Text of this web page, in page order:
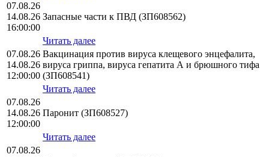
07.08.26
14.08.26
16:00:00
Запасные части к ПВД (ЗП608562)
Читать далее
07.08.26
14.08.26
12:00:00
Вакцинация против вируса клещевого энцефалита,
вируса гриппа, вируса гепатита А и брюшного тифа
(ЗП608541)
Читать далее
07.08.26
14.08.26
12:00:00
Паронит (ЗП608527)
Читать далее
07.08.26